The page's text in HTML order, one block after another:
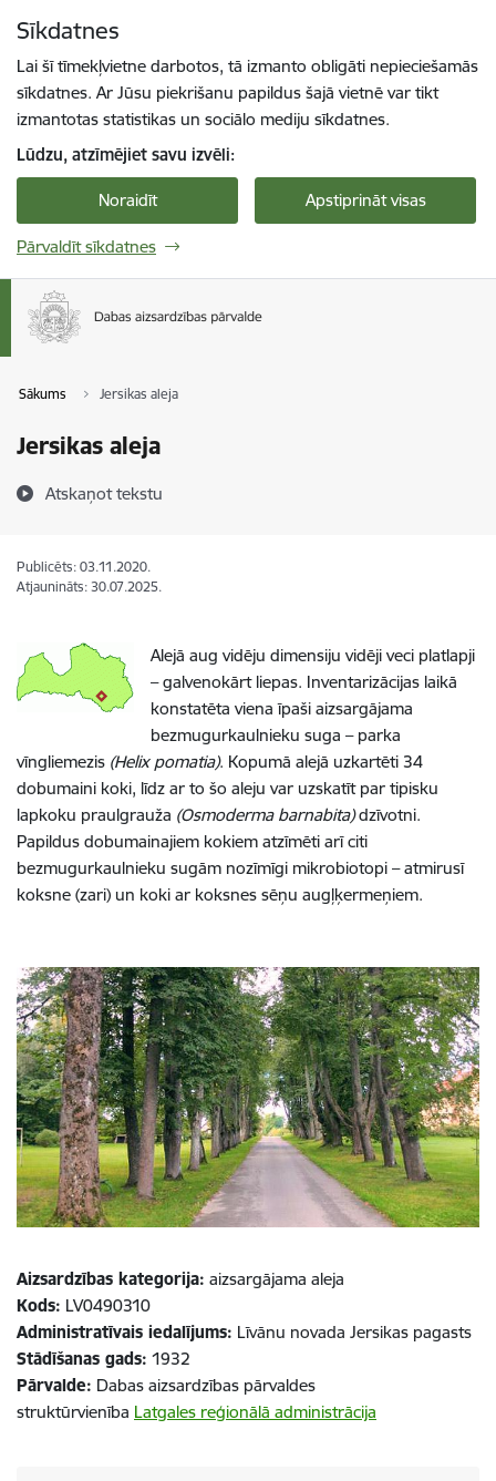
Sīkdatnes
Lai šī tīmekļvietne darbotos, tā izmanto obligāti nepieciešamās
sīkdatnes. Ar Jūsu piekrišanu papildus šajā vietnē var tikt
izmantotas statistikas un sociālo mediju sīkdatnes.
Lūdzu, atzīmējiet savu izvēli:
Noraidīt Apstiprināt visas
Pārvaldīt sīkdatnes
Sākums Jersikas aleja
Jersikas aleja
Atskaņot tekstu
Publicēts: 03.11.2020.
Atjaunināts: 30.07.2025.
Alejā aug vidēju dimensiju vidēji veci platlapji
– galvenokārt liepas. Inventarizācijas laikā
konstatēta viena īpaši aizsargājama
bezmugurkaulnieku suga – parka
vīngliemezis (Helix pomatia). Kopumā alejā uzkartēti 34
dobumaini koki, līdz ar to šo aleju var uzskatīt par tipisku
lapkoku praulgrauža (Osmoderma barnabita)dzīvotni.
Papildus dobumainajiem kokiem atzīmēti arī citi
bezmugurkaulnieku sugām nozīmīgi mikrobiotopi – atmirusī
koksne (zari) un koki ar koksnes sēņu augļķermeņiem.
Aizsardzības kategorija: aizsargājama aleja
Kods: LV0490310
Administratīvais iedalījums: Līvānu novada Jersikas pagasts
Stādīšanas gads: 1932
Pārvalde: Dabas aizsardzības pārvaldes
struktūrvienība Latgales reģionālā administrācija